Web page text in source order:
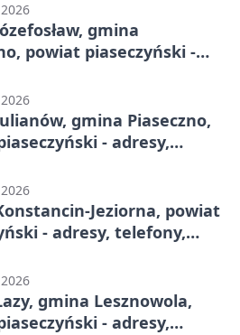
gmina
powiat piaseczyński -
gmina Piaseczno,
- adresy,
Jeziorna, powiat
- adresy, telefony,
gmina Lesznowola,
- adresy,